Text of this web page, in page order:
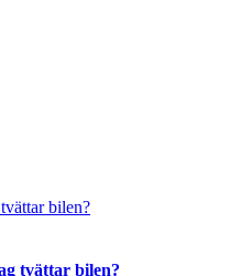
bilen?
tvättar bilen?